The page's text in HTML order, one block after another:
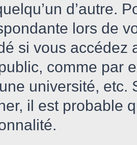
d’autre.
lors de
si vous accédez
comme par
université, etc.
il est probable